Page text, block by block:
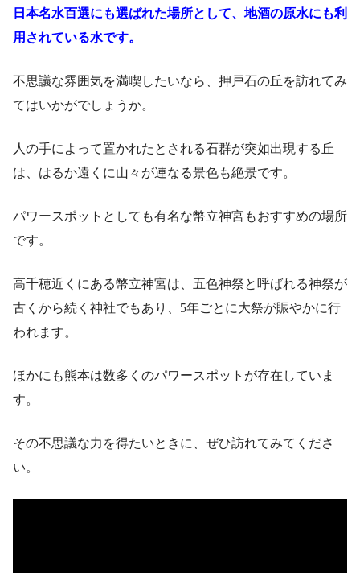
日本名水百選にも選ばれた場所として、地酒の原水にも利
用されている水です。
不思議な雰囲気を満喫したいなら、押戸石の丘を訪れてみ
てはいかがでしょうか。
人の手によって置かれたとされる石群が突如出現する丘
は、はるか遠くに山々が連なる景色も絶景です。
パワースポットとしても有名な幣立神宮もおすすめの場所
です。
高千穂近くにある幣立神宮は、五色神祭と呼ばれる神祭が
古くから続く神社でもあり、5年ごとに大祭が賑やかに行
われます。
ほかにも熊本は数多くのパワースポットが存在していま
す。
その不思議な力を得たいときに、ぜひ訪れてみてくださ
い。